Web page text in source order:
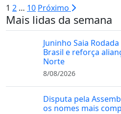
Paginação
de
1 2 … 10 Próximo
Mais lidas da semana
Juninho Saia
Brasil e reforça
Norte
8/08/2026
Disputa pela
os nomes mais